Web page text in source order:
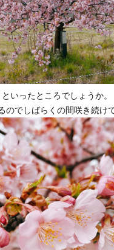
いったところでしょうか。
のでしばらくの間咲き続け